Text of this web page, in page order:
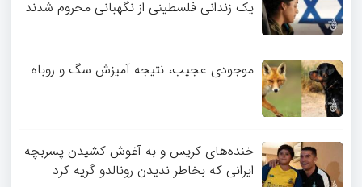
یک زندانی فلسطینی از نگهبانی محروم شدند
موجودی عجیب، نتیجه آمیزش سگ و روباه
خنده‌های کریس و به آغوش کشیدن پسربچه
ایرانی که بخاطر ندیدن رونالدو گریه کرد